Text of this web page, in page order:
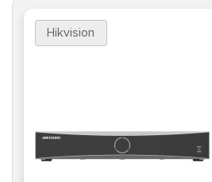
Hikvision